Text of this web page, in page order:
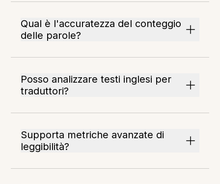
Qual è l'accuratezza del conteggio
delle parole?
Posso analizzare testi inglesi per
traduttori?
Supporta metriche avanzate di
leggibilità?